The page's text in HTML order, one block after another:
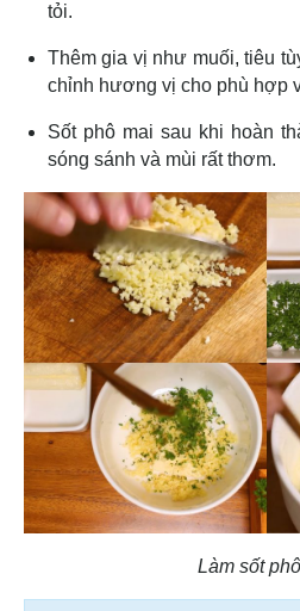
tỏi.
Thêm gia vị như muối, tiêu
chỉnh hương vị cho phù hợp
Sốt phô mai sau khi hoàn
sóng sánh và mùi rất thơm.
Làm sốt